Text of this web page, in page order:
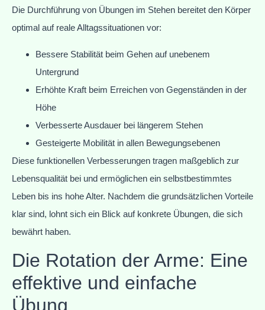
Die Durchführung von Übungen im Stehen bereitet den Körper
optimal auf reale Alltagssituationen vor:
Bessere Stabilität beim Gehen auf unebenem
Untergrund
Erhöhte Kraft beim Erreichen von Gegenständen in der
Höhe
Verbesserte Ausdauer bei längerem Stehen
Gesteigerte Mobilität in allen Bewegungsebenen
Diese funktionellen Verbesserungen tragen maßgeblich zur
Lebensqualität bei und ermöglichen ein selbstbestimmtes
Leben bis ins hohe Alter. Nachdem die grundsätzlichen Vorteile
klar sind, lohnt sich ein Blick auf konkrete Übungen, die sich
bewährt haben.
Die Rotation der Arme: Eine
effektive und einfache
Übung